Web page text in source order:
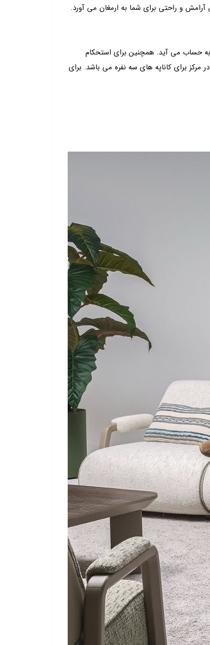
و راحتی برای شما به ارمغان می آورد.
حساب می آید. همچنین برای استحکام
برای کاناپه های سه نفره می باشد. برای